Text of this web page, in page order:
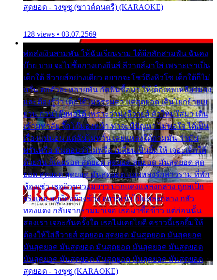
สุดยอด - วงซูซู (ซาวด์ดนตรี) (KARAOKE)
128 views • 03.07.2569
พ่อส่งเงินสามพัน ให้ฉันเรียนราม ได้อีกสักสามพัน ฉันคง
บ๊าย บาย จะไปซื้อกางเกงยีนส์ ลีวายส์มาใส่ เพราะเราเป็น
เด็กใต้ ลีวายส์อย่างเดียว อยากจะโชว์ถึงหิวโซ เด็กใต้ก็ไม่
หวั่น ตกตัวละหลายพัน กัดฟันซื้อมา ให้เด็กเทพเหลียวมอง
และต้องรู้ว่า เด็กใต้ไม่ธรรมดา แต่สุดยอด เดินโยกย้ายเย
ยวน กวนโอ๊ยพอได้ เพราะว่านุ่งลีวายส์ ตัวใหม่ใส่มา เดิน
เข้ามหาลัย จิ๊กโก๊มองหน้า ท่าจะมีปัญหา ไม่พอใจ ได้เป็น
เรื่องแน่นอน แต่ฉันไม่หวั่น เลยแหลงใต้ถามมัน ว่ามัน
พรั่นพรือ มันตอบว่าไม่พรื่อ เปลี่ยนเป็นยิ้มให้ เจอะเด็กใต้
ด้วยกัน ก็เลยรอด สุดยอด สุดยอด สุดยอด มันสุดยอด สุด
ยอด สุดยอด สุดยอด มันสุดยอด แอบหลงรักสาวราม ที่พัก
ห้องเช่า เธอผิวขาวผมยาว ปากแดงแหลงกลาง ถูกสเป็ก
จริงเธอ อยู่ห้องข้างข้าง อยากเข้าไปแหลงกลาง กลัว
ทองแดง กลับจากรามมาเจอ เธอมาซื้อข้าว แต่ก่อนนั้น
สองเรา เจอะกันครั้งใด เธอไม่เคยไยดี คราวนี้เธอยิ้มให้
ต้องให้ใส่ลีวายส์ สุดยอด สุดยอด มันสุดยอด มันสุดยอด
มันสุดยอด มันสุดยอด มันสุดยอด มันสุดยอด มันสุดยอด
มันสุดยอด มันสุดยอด มันสุดยอด มันสุดยอด มันสุดยอด
สุดยอด - วงซูซู (KARAOKE)